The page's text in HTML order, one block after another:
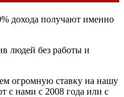
дохода получают именно
людей без работы и
огромную ставку на нашу
с нами с 2008 года или с